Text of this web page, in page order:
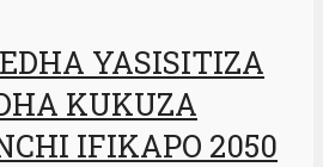
YASISITIZA
KUKUZA
IFIKAPO 2050